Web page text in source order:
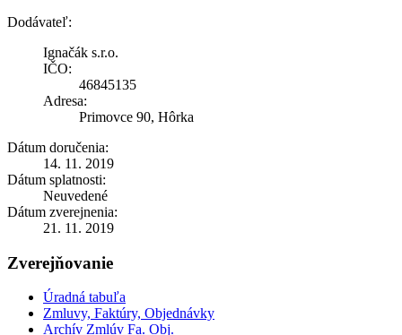
Dodávateľ:
Ignačák s.r.o.
IČO:
46845135
Adresa:
Primovce 90, Hôrka
Dátum doručenia:
14. 11. 2019
Dátum splatnosti:
Neuvedené
Dátum zverejnenia:
21. 11. 2019
Zverejňovanie
Úradná tabuľa
Zmluvy, Faktúry, Objednávky
Archív Zmlúv Fa. Obj.